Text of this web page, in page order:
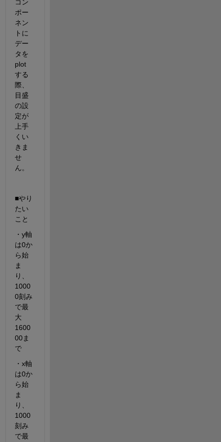
コン
ポー
ネン
トに
デー
タを
plot
する
際、
目盛
の設
定が
上手
くい
きま
せ
ん。
■やり
たい
こと
・y軸
は0か
ら始
ま
り、
1000
0刻み
で最
大
1600
00ま
で
・x軸
は0か
ら始
ま
り、
1000
刻み
で最